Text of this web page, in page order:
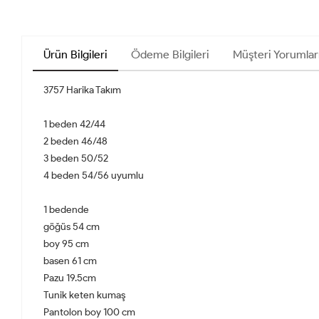
Ürün Bilgileri Ödeme Bilgileri Müşteri
3757 Harika Takım
1 beden 42/44
2 beden 46/48
3 beden 50/52
4 beden 54/56 uyumlu
1 bedende
göğüs 54 cm
boy 95 cm
basen 61 cm
Pazu 19.5cm
Tunik keten kumaş
Pantolon boy 100 cm